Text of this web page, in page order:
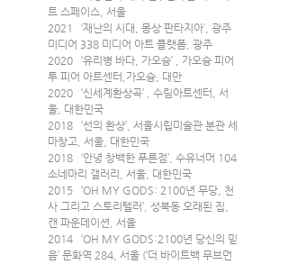
트 스페이스, 서울
2021   ‘재난의 시대, 몽상 판타지아’, 광주
미디어 338 미디어 아트 플랫폼, 광주
2020   ‘유리병 바다, 가오슝’ , 가오슝 피어
투 피어 아트센터,가오슝, 대만
2020   ‘신세계환상곡’ , 수림아트센터, 서
울, 대한민국
2018   ‘선의 환상’, 서울시립미술관 분관 세
마창고, 서울, 대한민국
2018   ‘안녕 창백한 푸른점’, 수유너머 104
소네마리 갤러리, 서울, 대한민국
2015   ‘OH MY GODS: 2100년 무당, 천
사 그리고 스토리텔러’, 성북동 오래된 집,
캔 파운데이션, 서울
2014   ‘OH MY GODS:2100년 당신의 믿
음’ 문화역 284, 서울 (‘더 바이트백 무브먼